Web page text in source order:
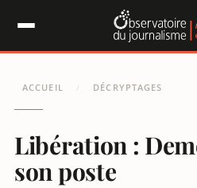
ACCUEIL / DÉCRYPTAGES
Libération :
son poste
Panneau de gestion des cookies